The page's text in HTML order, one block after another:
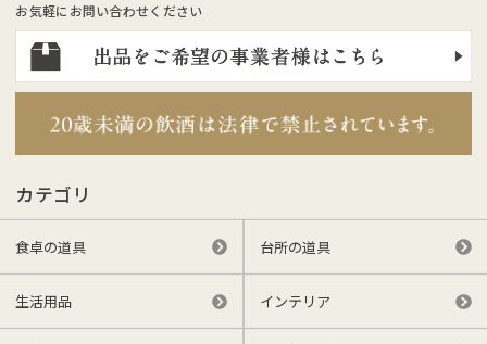
お気軽にお問い合わせください
カテゴリ
食卓の道具 台所の道具
生活用品 インテリア